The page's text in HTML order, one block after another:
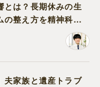
とは？長期休みの生
の整え方を精神科医
夫家族と遺産トラブ